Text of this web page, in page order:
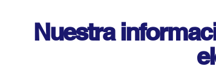
Nuestra